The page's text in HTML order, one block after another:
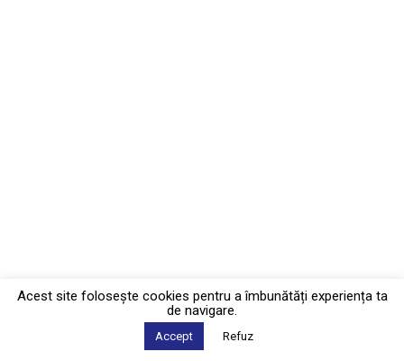
Acest site foloseşte cookies pentru a îmbunătăți experiența ta
de navigare.
Accept Refuz